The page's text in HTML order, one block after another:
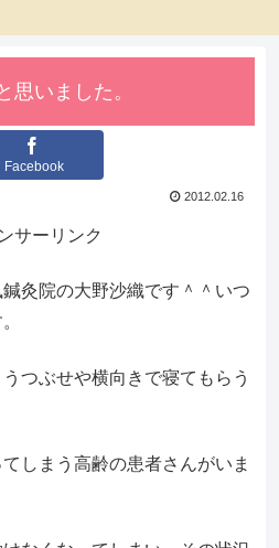
思いました。
Facebook
2012.02.16
サーリンク
灸院の大野沙織です＾＾いつ
つぶせや横向きで寝てもらう
しまう高齢の患者さんがいま